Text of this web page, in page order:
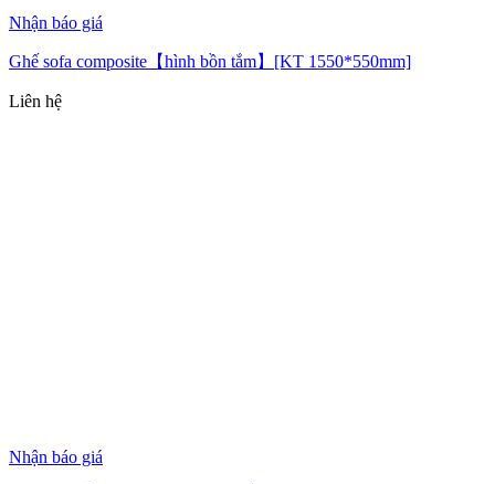
Nhận báo giá
Ghế sofa composite【hình bồn tắm】[KT 1550*550mm]
Liên hệ
Nhận báo giá